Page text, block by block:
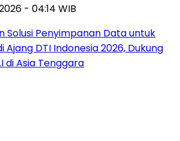
- 04:14 WIB
Solusi Penyimpanan Data untuk
Ajang DTI Indonesia 2026, Dukung
di Asia Tenggara